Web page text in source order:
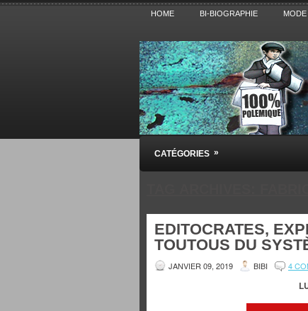
HOME BI-BIOGRAPHIE MODE
Pensez BiBi
Blog polémique sur l'Actualité, la
CATÉGORIES »
EDITOCRATES,
TOUTOUS DU
JANVIER 09, 2019 BIBI 4